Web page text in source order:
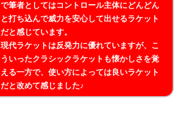
で筆者としてはコントロール主体にどんどん
と打ち込んで威力を安心して出せるラケット
だと感じています。
現代ラケットは反発力に優れていますが、こ
ういったクラシックラケットも懐かしさを覚
える一方で、使い方によっては良いラケット
だと改めて感じました♪